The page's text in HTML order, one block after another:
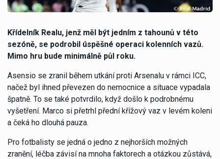
Křídelník Realu, jenž měl být jedním z tahounů v této
sezóně, se podrobil úspěšné operaci kolenních vazů.
Mimo hru bude minimálně půl roku.
Asensio se zranil během utkání proti Arsenalu v rámci ICC,
načež byl ihned převezen do nemocnice a situace vypadala
špatně. To se také potvrdilo, když došlo k podrobnému
vyšetření. Marco si přetrhl přední křížový vaz v levém koleni
a čeká ho dlouhá pauza.
Pro fotbalisty se jedná o jedno z nejhorších možných
zranění, léčba závisí na mnoha faktorech a otázkou zůstává,